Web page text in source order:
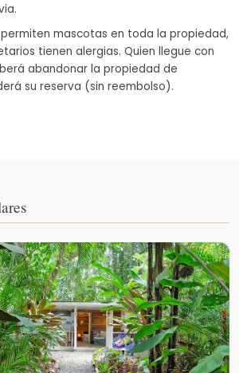
mascotas en toda la propiedad,
tienen alergias. Quien llegue con
abandonar la propiedad de
su reserva (sin reembolso).